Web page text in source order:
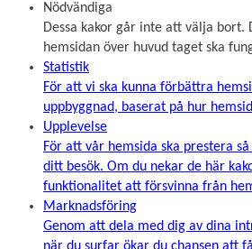
Nödvändiga
Dessa kakor går inte att välja bort.
hemsidan över huvud taget ska
Statistik
För att vi ska kunna förbättra
uppbyggnad, baserat på hur
Upplevelse
För att vår hemsida ska prestera
ditt besök. Om du nekar de här
funktionalitet att försvinna från
Marknadsföring
Genom att dela med dig av dina